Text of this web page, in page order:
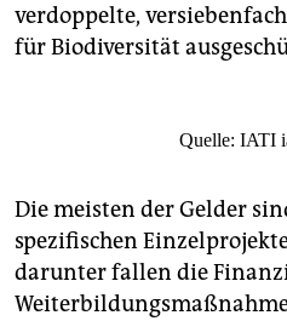
verdoppelte,
für Biodiversität
Quelle: IATI
Die meisten der Gelder
spezifischen
darunter fallen die